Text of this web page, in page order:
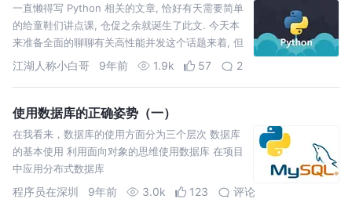
一直懒得写 Python 相关的文章, 恰好有天需要简单
的给童鞋们讲点课, 仓促之余就诞生了此文. 今天本
来准备全面的聊聊有关高性能并发这个话题来着, 但
是周末马上要来了啊. 所以我就取了其中的一点来介
江湖人称小白哥 9年前 1.9k 57 2
使用数据库的正确姿势（一）
在我看来，数据库的使用方面分为三个层次 数据库
的基本使用 利用面向对象的思维使用数据库 在项目
中应用分布式数据库
程序员在深圳 9年前 3.0k 123 评论